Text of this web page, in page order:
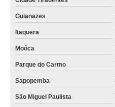
Guianazes
Itaquera
Moóca
Parque do Carmo
Sapopemba
São Miguel Paulista